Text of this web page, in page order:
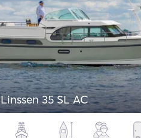
Linssen 35 SL AC